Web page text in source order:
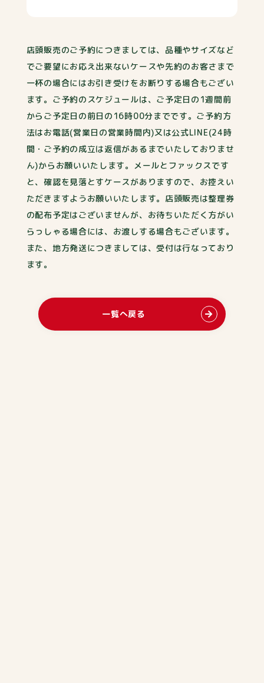
店頭販売のご予約につきましては、品種やサイズなど
でご要望にお応え出来ないケースや先約のお客さまで
一杯の場合にはお引き受けをお断りする場合もござい
ます。ご予約のスケジュールは、ご予定日の1週間前
からご予定日の前日の16時00分までです。ご予約方
法はお電話(営業日の営業時間内)又は公式LINE(24時
間・ご予約の成立は返信があるまでいたしておりませ
ん)からお願いいたします。メールとファックスです
と、確認を見落とすケースがありますので、お控えい
ただきますようお願いいたします。店頭販売は整理券
の配布予定はございませんが、お待ちいただく方がい
らっしゃる場合には、お渡しする場合もございます。
また、地方発送につきましては、受付は行なっており
ます。
一覧へ戻る